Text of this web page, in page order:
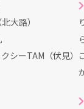
大路）
シーTAM（伏見）